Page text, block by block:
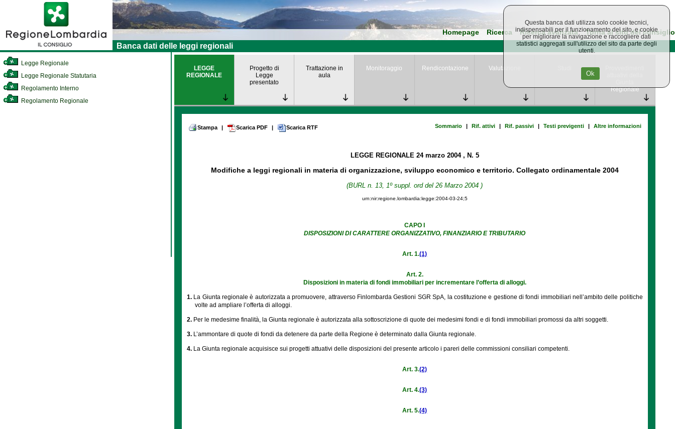
Homepage Ricerca Ricerca avanzata Torna al sito del consiglio
Banca dati delle leggi regionali
Legge Regionale
Legge Regionale Statutaria
Regolamento Interno
Regolamento Regionale
LEGGE
REGIONALE
Progetto di
Legge
presentato
Trattazione in
aula
Monitoraggio Rendicontazione Valutazione
Regionale
Stampa | Scarica PDF | Scarica RTF Sommario | Rif. attivi | Rif. passivi | Testi previgenti | Altre informazioni
LEGGE REGIONALE 24 marzo 2004 , N. 5
Modifiche a leggi regionali in materia di organizzazione, sviluppo economico e territorio. Collegato ordinamentale 2004
(BURL n. 13, 1º suppl. ord del 26 Marzo 2004 )
urn:nir:regione.lombardia:legge:2004-03-24;5
CAPO I
DISPOSIZIONI DI CARATTERE ORGANIZZATIVO, FINANZIARIO E TRIBUTARIO
Art. 1.(1)
Art. 2.
Disposizioni in materia di fondi immobiliari per incrementare l’offerta di alloggi.
1. La Giunta regionale è autorizzata a promuovere, attraverso Finlombarda Gestioni SGR SpA, la costituzione e gestione di fondi immobiliari nell’ambito delle politiche
volte ad ampliare l’offerta di alloggi.
2. Per le medesime finalità, la Giunta regionale è autorizzata alla sottoscrizione di quote dei medesimi fondi e di fondi immobiliari promossi da altri soggetti.
3. L’ammontare di quote di fondi da detenere da parte della Regione è determinato dalla Giunta regionale.
4. La Giunta regionale acquisisce sui progetti attuativi delle disposizioni del presente articolo i pareri delle commissioni consiliari competenti.
Art. 3.(2)
Art. 4.(3)
Art. 5.(4)
Questa banca dati utilizza solo cookie tecnici,
indispensabili per il funzionamento del sito, e cookie
per migliorare la navigazione e raccogliere dati
statistici aggregati sull'utilizzo del sito da parte degli
utenti.
Ok